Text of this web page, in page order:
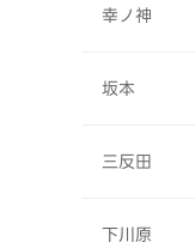
幸ノ神
坂本
三反田
下川原